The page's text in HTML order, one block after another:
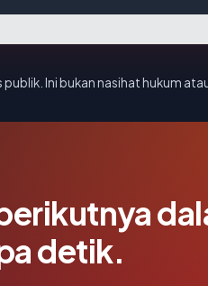
Ini bukan nasihat hukum
detik.